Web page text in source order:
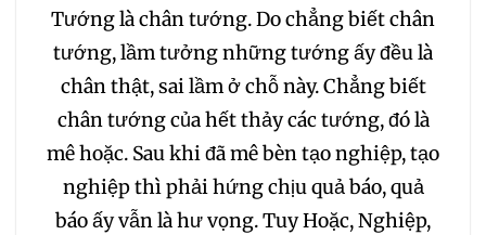
Tướng là chân tướng. Do chẳng biết chân
tướng, lầm tưởng những tướng ấy đều là
chân thật, sai lầm ở chỗ này. Chẳng biết
chân tướng của hết thảy các tướng, đó là
mê hoặc. Sau khi đã mê bèn tạo nghiệp, tạo
nghiệp thì phải hứng chịu quả báo, quả
báo ấy vẫn là hư vọng. Tuy Hoặc, Nghiệp,